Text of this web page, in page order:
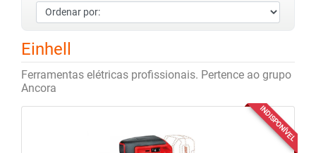
Einhell
Ferramentas elétricas profissionais. Pertence ao grupo
Ancora
INDISPONÍVEL